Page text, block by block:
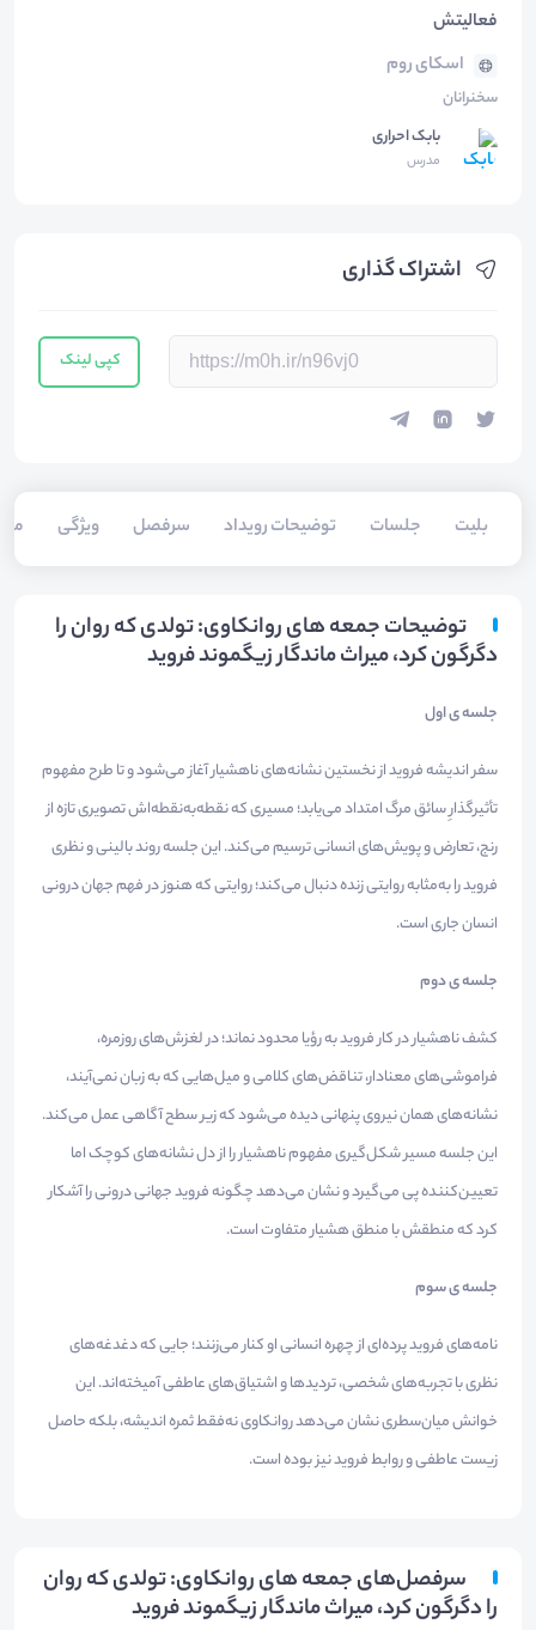
اشتراک گذاری
کپی لینک
بلیت‌ جلسات توضیحات رویداد سرفصل ویژگی
فعالیتش
اسکای روم
سخنرانان
بابک احراری
مدرس
توضیحات جمعه های روانکاوی: تولدی که روان را
دگرگون کرد، میراث ماندگار زیگموند فروید
جلسه ی اول
سفر اندیشه فروید از نخستین نشانه‌های ناهشیار آغاز می‌شود و تا طرح مفهوم
تأثیرگذارِ سائق مرگ امتداد می‌یابد؛ مسیری که نقطه‌به‌نقطه‌اش تصویری تازه از
رنج، تعارض و پویش‌های انسانی ترسیم می‌کند. این جلسه روند بالینی و نظری
فروید را به‌مثابه روایتی زنده دنبال می‌کند؛ روایتی که هنوز در فهم جهان درونی
انسان جاری است.
جلسه ی دوم
کشف ناهشیار در کار فروید به رؤیا محدود نماند؛ در لغزش‌های روزمره،
فراموشی‌های معنا‌دار، تناقض‌های کلامی و میل‌هایی که به زبان نمی‌آیند،
نشانه‌های همان نیروی پنهانی دیده می‌شود که زیر سطح آگاهی عمل می‌کند.
این جلسه مسیر شکل‌گیری مفهوم ناهشیار را از دل نشانه‌های کوچک اما
تعیین‌کننده پی می‌گیرد و نشان می‌دهد چگونه فروید جهانی درونی را آشکار
کرد که منطقش با منطق هشیار متفاوت است.
جلسه ی سوم
نامه‌های فروید پرده‌ای از چهره انسانی او کنار می‌زنند؛ جایی که دغدغه‌های
نظری با تجربه‌های شخصی، تردیدها و اشتیاق‌های عاطفی آمیخته‌اند. این
خوانش میان‌سطری نشان می‌دهد روانکاوی نه‌فقط ثمره اندیشه، بلکه حاصل
زیست عاطفی و روابط فروید نیز بوده است.
سرفصل‌های جمعه های روانکاوی: تولدی که روان
را دگرگون کرد، میراث ماندگار زیگموند فروید